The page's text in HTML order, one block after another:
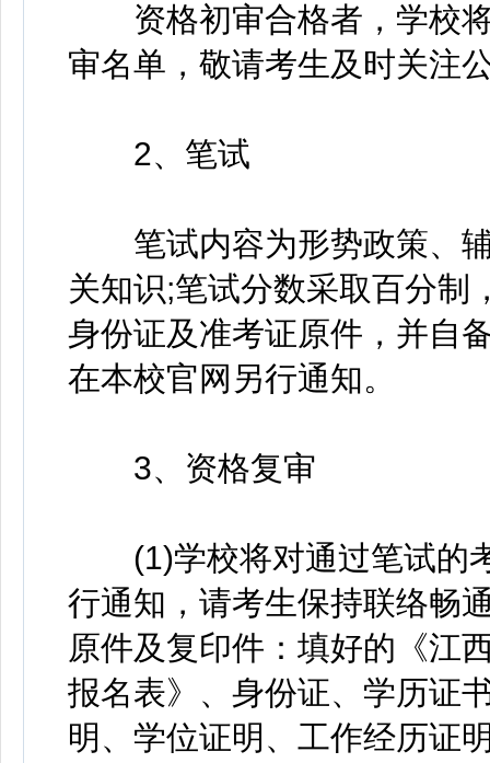
资格初审合格者，学校将
审名单，敬请考生及时关注
2、笔试
笔试内容为形势政策、辅
关知识;笔试分数采取百分制
身份证及准考证原件，并自
在本校官网另行通知。
3、资格复审
(1)学校将对通过笔试的
行通知，请考生保持联络畅
原件及复印件：填好的《江
报名表》、身份证、学历证
明、学位证明、工作经历证